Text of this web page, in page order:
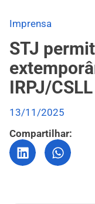
Imprensa
STJ
IRPJ/CSLL
13/11/2025
Compartilhar: